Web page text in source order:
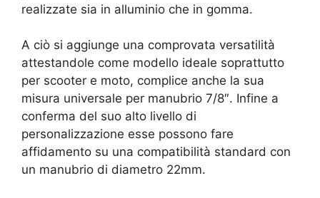
realizzate sia in alluminio che in gomma.
A ciò si aggiunge una comprovata versatilità
attestandole come modello ideale soprattutto
per scooter e moto, complice anche la sua
misura universale per manubrio 7/8″. Infine a
conferma del suo alto livello di
personalizzazione esse possono fare
affidamento su una compatibilità standard con
un manubrio di diametro 22mm.